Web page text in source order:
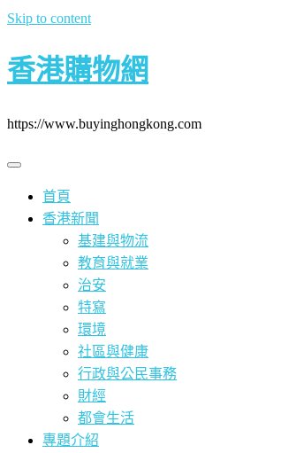
Skip to content
香港購物網
https://www.buyinghongkong.com
首頁
香港新聞
基建與物流
教育與就業
治安
特寫
環境
社區與健康
行政與公民事務
財經
都會生活
專題介紹